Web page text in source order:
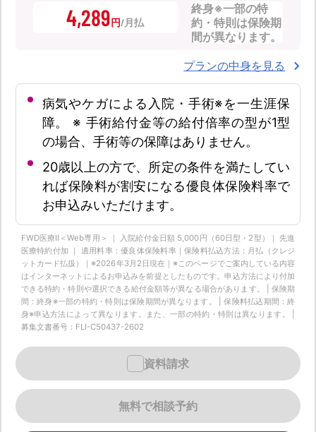
4,289 円
終身※一部の特
約・特則は保険期
間が異なります。
プランの中身を見る
病気やケガによる入院・手術※を一生涯保
障。 ※ 手術給付金等の給付倍率の型が1型
の場合、手術等の保障はありません。
20歳以上の方で、所定の条件を満たしてい
れば保険料が割安になる優良体保険料率で
お申込みいただけます。
FWD医療Ⅱ＜Web専用＞ ｜ 入院給付金日額 5,000円（60日型・2型）｜ 先進
医療特約付加 ｜ 適用料率：優良体保険料率｜保険料払込方法：月払（クレジ
ットカード払扱）｜※2026年3月2日現在｜※このページでご案内している内容
はインターネットによるお申込みを前提としたものです。申込方法により付加
できる特約・特則や選択できる給付金額等が異なる場合があります。 | 保険期
間：終身※一部の特約・特則は保険期間が異なります。 | 保険料払込期間：終
身※申込方法によって異なります。また、一部の特約・特則は異なります。 |
募集文書番号：FLI-C50437-2602
無料で相談予約
資料請求